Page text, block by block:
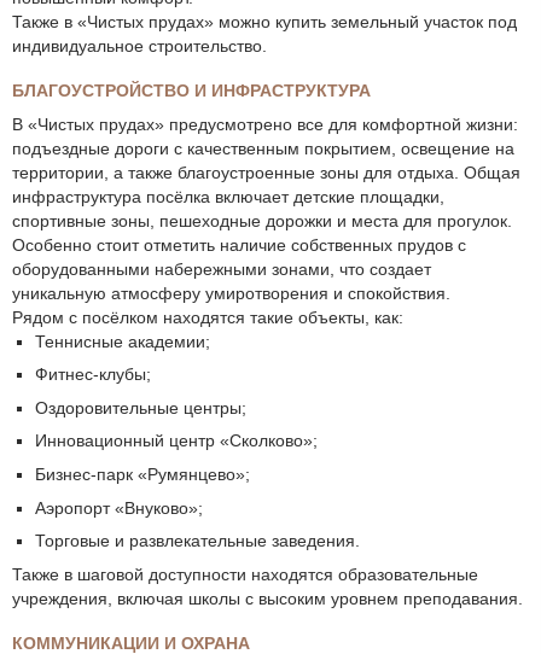
Также в «Чистых прудах» можно купить земельный участок под
индивидуальное строительство.
БЛАГОУСТРОЙСТВО И ИНФРАСТРУКТУРА
В «Чистых прудах» предусмотрено все для комфортной жизни:
подъездные дороги с качественным покрытием, освещение на
территории, а также благоустроенные зоны для отдыха. Общая
инфраструктура посёлка включает детские площадки,
спортивные зоны, пешеходные дорожки и места для прогулок.
Особенно стоит отметить наличие собственных прудов с
оборудованными набережными зонами, что создает
уникальную атмосферу умиротворения и спокойствия.
Рядом с посёлком находятся такие объекты, как:
Теннисные академии;
Фитнес-клубы;
Оздоровительные центры;
Инновационный центр «Сколково»;
Бизнес-парк «Румянцево»;
Аэропорт «Внуково»;
Торговые и развлекательные заведения.
Также в шаговой доступности находятся образовательные
учреждения, включая школы с высоким уровнем преподавания.
КОММУНИКАЦИИ И ОХРАНА